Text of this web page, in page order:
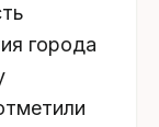
города